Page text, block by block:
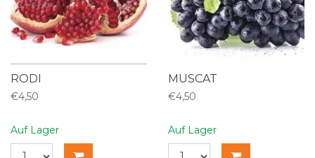
RODI
€4,50
Auf Lager
MUSCAT
€4,50
Auf Lager